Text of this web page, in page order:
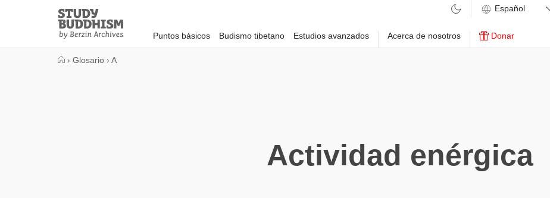
Study
Buddhism
Home
Puntos básicos Budismo tibetano Estudios avanzados Acerca de nosotros Donar
› Glosario › A
Actividad enérgica